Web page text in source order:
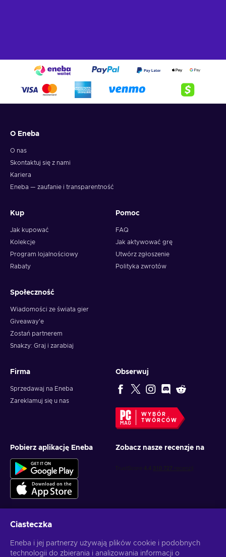
O Eneba
O nas
Skontaktuj się z nami
Kariera
Eneba — zaufanie i transparentność
Kup
Jak kupować
Kolekcje
Program lojalnościowy
Rabaty
Pomoc
FAQ
Jak aktywować grę
Utwórz zgłoszenie
Polityka zwrotów
Społeczność
Wiadomości ze świata gier
Giveaway'e
Zostań partnerem
Snakzy: Graj i zarabiaj
Firma
Sprzedawaj na Eneba
Zareklamuj się u nas
Obserwuj
WYBÓR
TWÓRCÓW
Pobierz aplikację Eneba Zobacz nasze recenzje na
Ciasteczka
Eneba i jej partnerzy używają plików cookie i podobnych
technologii do zbierania i analizowania informacji o